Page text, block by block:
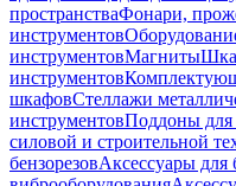
пространстваФонари,
инструментов
инструментовМагниты
инструментов
шкафовСтеллажи
инструментовПоддоны для
силовой и строительной
бензорезовАксессуары для